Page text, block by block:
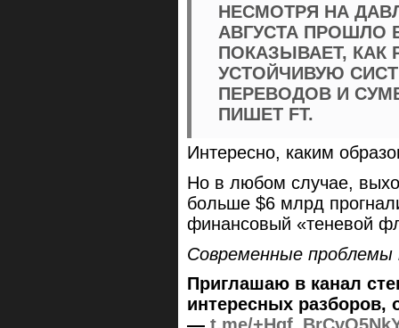
НЕСМОТРЯ НА
АВГУСТА ПРОШЛО
ПОКАЗЫВАЕТ,
УСТОЙЧИВУЮ
ПЕРЕВОДОВ И
ПИШЕТ FT.
Интересно, каким
Но в любом случае,
больше $6 млрд
финансовый «теневой
Современные
Приглашаю в канал
интересных разборов,